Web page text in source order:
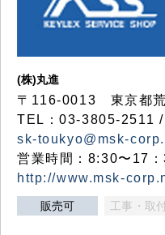
(株)丸進
〒116-0013 東京都
TEL：03-3805-2511
sk-toukyo@msk-
営業時間：8:30〜17
http://www.msk-
販売可 工事・取